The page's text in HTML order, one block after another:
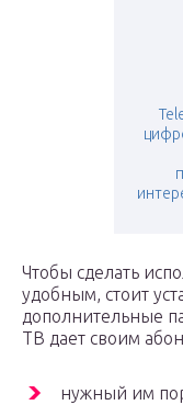
Чтобы сделать
удобным, стоит
дополнительные
ТВ дает своим
нужный им